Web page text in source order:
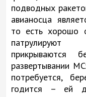
подводных
авианосца
то есть хорошо
патрулируют
прикрываются
развертывании
потребуется,
годится – ей